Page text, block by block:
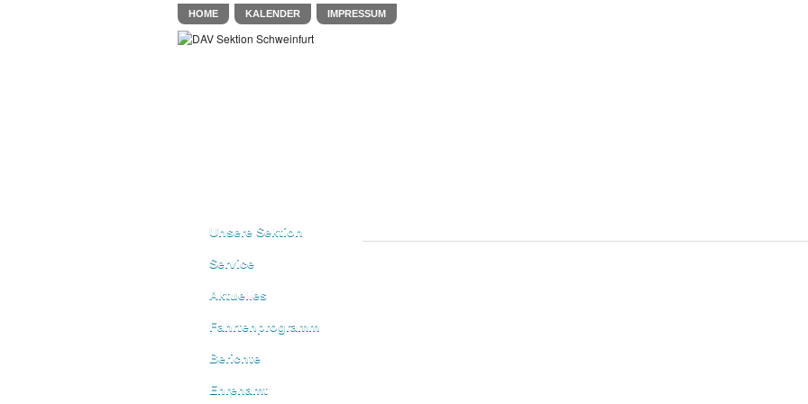
HOME KALENDER IMPRESSUM
Unsere Sektion
Service
Aktuelles
Fahrtenprogramm
Berichte
Ehrenamt